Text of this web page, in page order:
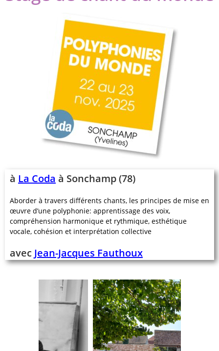
à La Coda à Sonchamp (78)
Aborder à travers différents chants, les principes de mise en
œuvre d’une polyphonie: apprentissage des voix,
compréhension harmonique et rythmique, esthétique
vocale, cohésion et interprétation collective
avec Jean-Jacques Fauthoux